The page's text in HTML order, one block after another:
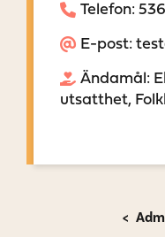
Telefon:
E-post:
Ändamål:
utsatthet,